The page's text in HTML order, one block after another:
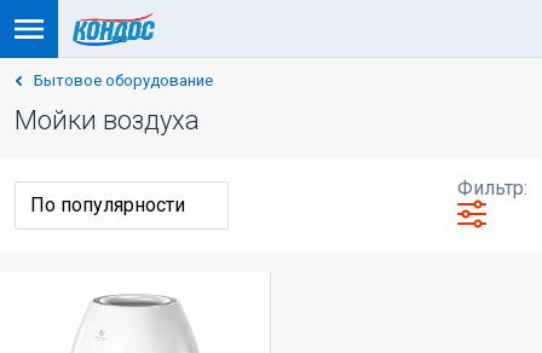
Бытовое оборудование
Мойки воздуха
Фильтр: